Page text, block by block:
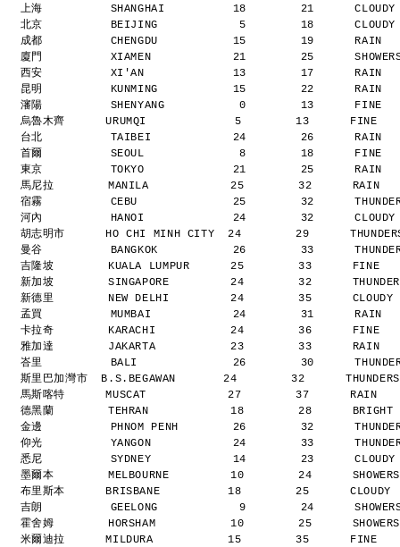
上海          SHANGHAI          18        21
北京          BEIJING            5        18
成都          CHENGDU           15        19      RAIN
廈門          XIAMEN            21        25
西安          XI'AN             13        17      RAIN
昆明          KUNMING           15        22      RAIN
瀋陽          SHENYANG           0        13      FINE
烏魯木齊      URUMQI             5        13      FINE
台北          TAIBEI            24        26      RAIN
首爾          SEOUL              8        18      FINE
東京          TOKYO             21        25      RAIN
馬尼拉        MANILA            25        32      RAIN
宿霧          CEBU              25        32
河內          HANOI             24        32
胡志明市      HO CHI MINH CITY  24        29
曼谷          BANGKOK           26        33
吉隆坡        KUALA LUMPUR      25        33      FINE
新加坡        SINGAPORE         24        32
新德里        NEW DELHI         24        35
孟買          MUMBAI            24        31      RAIN
卡拉奇        KARACHI           24        36      FINE
雅加達        JAKARTA           23        33      RAIN
峇里          BALI              26        30
斯里巴加灣市  B.S.BEGAWAN       24        32
馬斯喀特      MUSCAT            27        37      RAIN
德黑蘭        TEHRAN            18        28
金邊          PHNOM PENH        26        32
仰光          YANGON            24        33
悉尼          SYDNEY            14        23
墨爾本        MELBOURNE         10        24
布里斯本      BRISBANE          18        25
吉朗          GEELONG            9        24
霍舍姆        HORSHAM           10        25
米爾迪拉      MILDURA           15        35      FINE